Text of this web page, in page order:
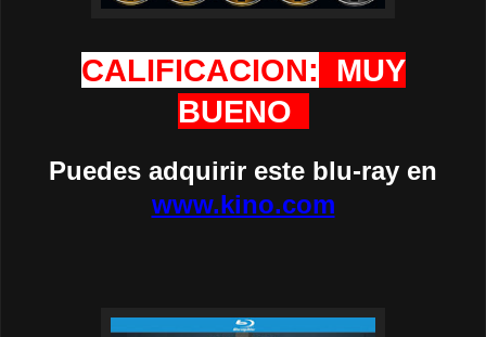
CALIFICACION: MUY
BUENO
Puedes adquirir este blu-ray en
www.kino.com